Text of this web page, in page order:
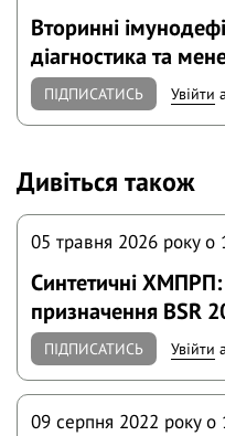
Вторинні
діагностика та
ПІДПИСАТИСЬ Увійти
Дивіться також
05 травня 2026 року o
Синтетичні ХМПРП:
призначення BSR
ПІДПИСАТИСЬ Увійти
09 серпня 2022 року o